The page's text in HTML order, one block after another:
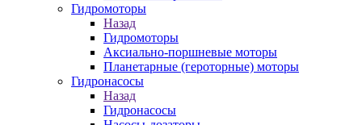
Гидромоторы
Назад
Гидромоторы
Аксиально-поршневые моторы
Планетарные (героторные) моторы
Гидронасосы
Назад
Гидронасосы